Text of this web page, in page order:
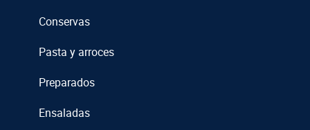
Conservas
Pasta y arroces
Preparados
Ensaladas